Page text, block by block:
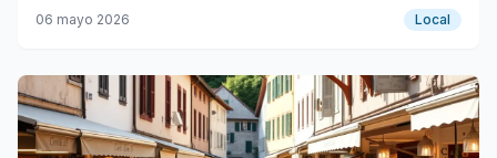
ciudadanía.
06 mayo 2026 Local